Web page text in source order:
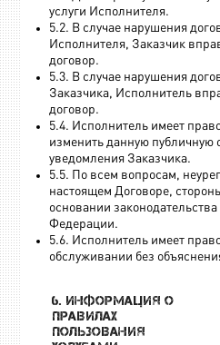
услуги Исполнителя.
5.2. В случае нарушения
Исполнителя, Заказчик
договор.
5.3. В случае нарушения
Заказчика, Исполнитель
договор.
5.4. Исполнитель имеет
изменить данную публичную
уведомления Заказчика.
5.5. По всем вопросам,
настоящем Договоре,
основании
Федерации.
5.6. Исполнитель имеет
обслуживании без
6. Информация о
правилах
пользования